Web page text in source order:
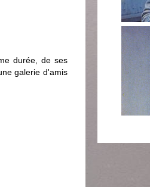
durée, de ses
galerie d'amis